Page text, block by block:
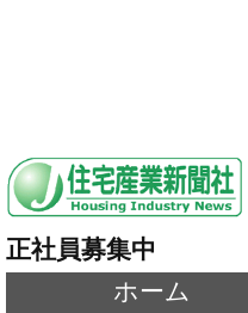
正社員募集中
ホーム